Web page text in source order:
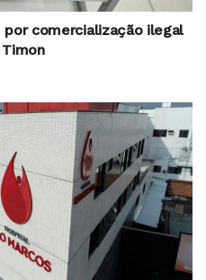
por comercialização ilegal